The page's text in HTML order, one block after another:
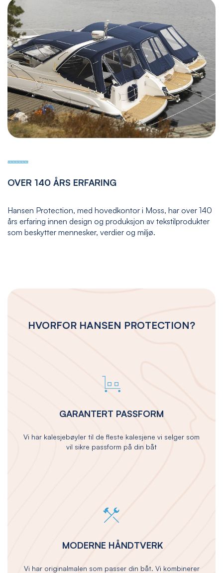
OVER 140 ÅRS ERFARING
Hansen Protection, med hovedkontor i Moss, har over 140
års erfaring innen design og produksjon av tekstilprodukter
som beskytter mennesker, verdier og miljø.
HVORFOR HANSEN PROTECTION?
GARANTERT PASSFORM
Vi har kalesjebøyler til de fleste kalesjene vi selger som
vil sikre passform på din båt
MODERNE HÅNDTVERK
Vi har originalmalen som passer din båt. Vi kombinerer